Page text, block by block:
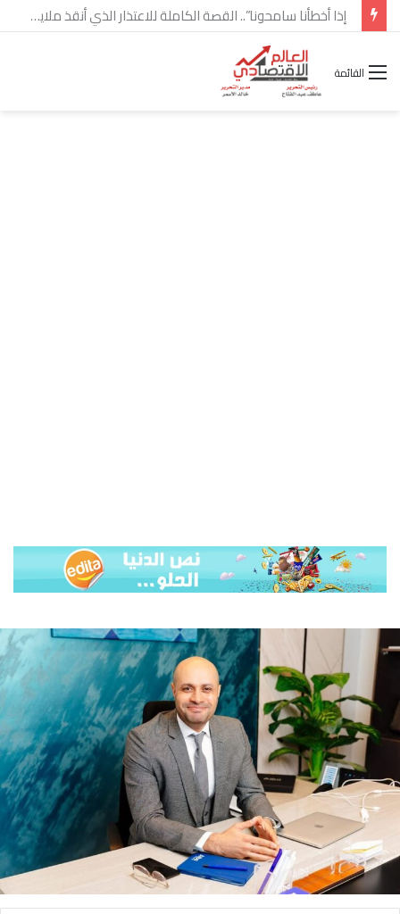
شركة “Scope Developments” تعلن تولي أحمد كمال عيسى منصب الرئيس التنفيذي للقطاع التجاري
القائمة